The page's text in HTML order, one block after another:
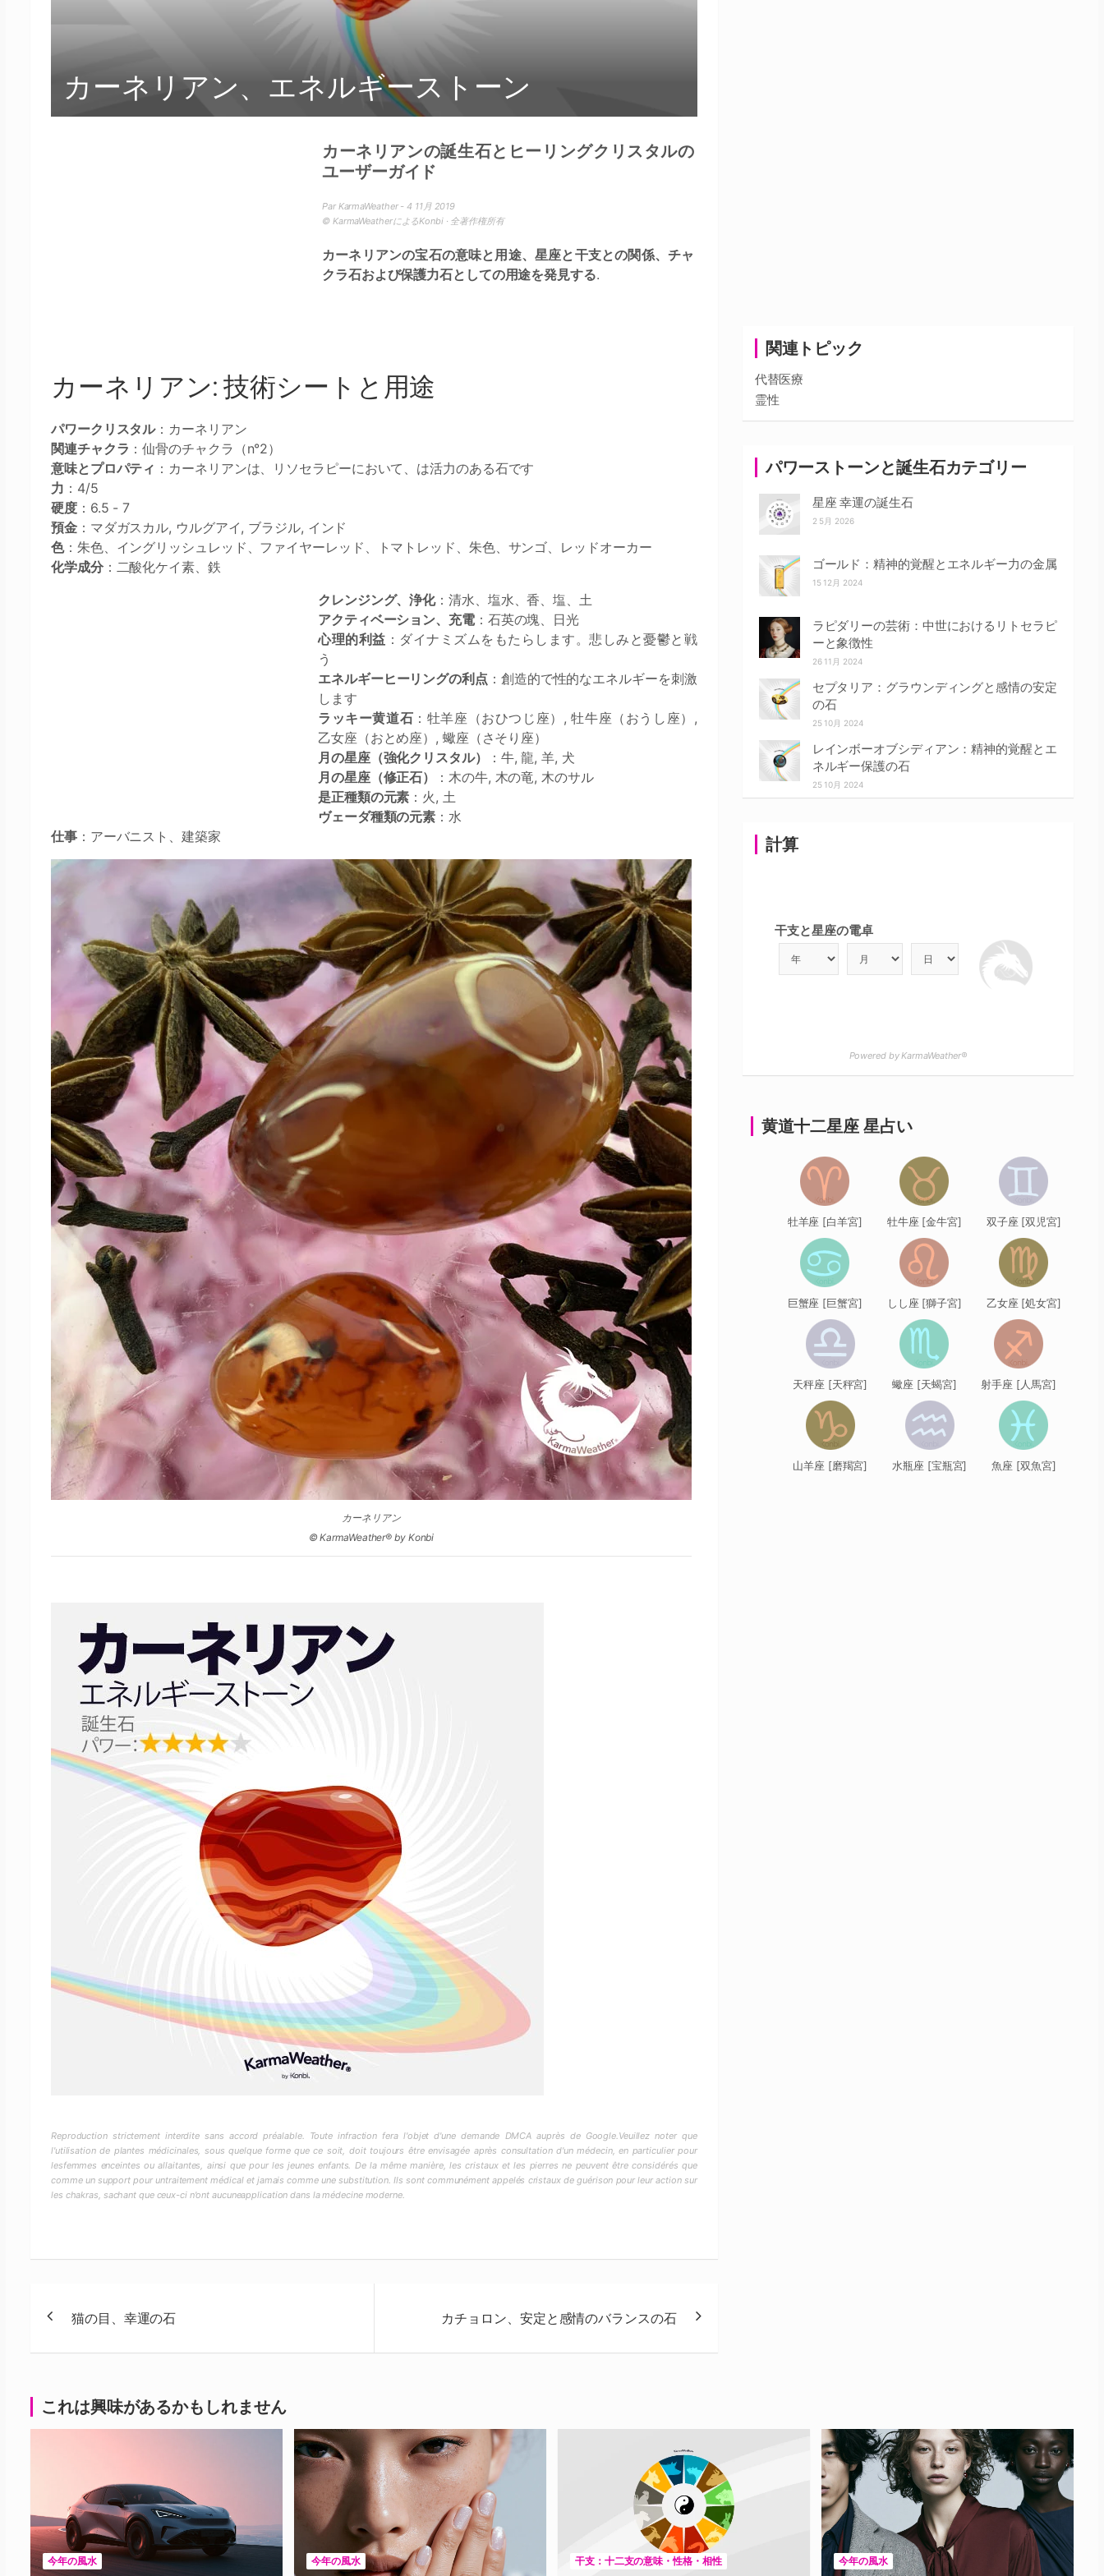
カーネリアン、エネルギーストーン
カーネリアンの誕生石とヒーリングクリスタルの
ユーザーガイド
Par KarmaWeather - 4 11月 2019
© KarmaWeatherによるKonbi · 全著作権所有
カーネリアンの宝石の意味と用途、星座と干支との関係、チャ
クラ石および保護力石としての用途を発見する.
カーネリアン: 技術シートと用途
パワークリスタル：カーネリアン
関連チャクラ ：仙骨のチャクラ（n°2）
意味とプロパティ ：カーネリアンは、リソセラピーにおいて、は活力のある石です
力 ：4/5
硬度：6.5 - 7
預金：マダガスカル, ウルグアイ, ブラジル, インド
色：朱色、イングリッシュレッド、ファイヤーレッド、トマトレッド、朱色、サンゴ、レッドオーカー
化学成分：二酸化ケイ素、鉄
クレンジング、浄化：清水、塩水、香、塩、土
アクティベーション、充電：石英の塊、日光
心理的利益 ：ダイナミズムをもたらします。悲しみと憂鬱と戦
う
エネルギーヒーリングの利点 ：創造的で性的なエネルギーを刺激
します
ラッキー黄道石 ：牡羊座（おひつじ座）, 牡牛座（おうし座）,
乙女座（おとめ座）, 蠍座（さそり座）
月の星座（強化クリスタル）
：牛, 龍, 羊, 犬
月の星座（修正石）
：木の牛, 木の竜, 木のサル
是正種類の元素 ：火, 土
ヴェーダ種類の元素 ：水
仕事：アーバニスト、建築家
カーネリアン
© KarmaWeather® by Konbi
Reproduction strictement interdite sans accord préalable. Toute infraction fera l'objet d'une demande DMCA auprès de Google.Veuillez noter que
l'utilisation de plantes médicinales, sous quelque forme que ce soit, doit toujours être envisagée après consultation d'un médecin, en particulier pour
lesfemmes enceintes ou allaitantes, ainsi que pour les jeunes enfants. De la même manière, les cristaux et les pierres ne peuvent être considérés que
comme un support pour untraitement médical et jamais comme une substitution. Ils sont communément appelés cristaux de guérison pour leur action sur
les chakras, sachant que ceux-ci n'ont aucuneapplication dans la médecine moderne.
稿
ナ
ビ
ゲ
ョ
ン
猫の目、幸運の石 カチョロン、安定と感情のバランスの石
関連トピック
代替医療
霊性
パワーストーンと誕生石カテゴリー
星座 幸運の誕生石
2 5月 2026
ゴールド：精神的覚醒とエネルギー力の金属
15 12月 2024
ラピダリーの芸術：中世におけるリトセラピ
ーと象徴性
26 11月 2024
セプタリア：グラウンディングと感情の安定
の石
25 10月 2024
レインボーオブシディアン：精神的覚醒とエ
ネルギー保護の石
25 10月 2024
計算
干支と星座の電卓
Powered by KarmaWeather®
黄道十二星座 星占い
牡羊座 [白羊宮] 牡牛座 [金牛宮] 双子座 [双児宮]
巨蟹座 [巨蟹宮] しし座 [獅子宮] 乙女座 [処女宮]
天秤座 [天秤宮] 蠍座 [天蝎宮] 射手座 [人馬宮]
山羊座 [磨羯宮] 水瓶座 [宝瓶宮] 魚座 [双魚宮]
これは興味があるかもしれません
今年の風水 今年の風水 干支：十二支の意味・性格・相性 今年の風水